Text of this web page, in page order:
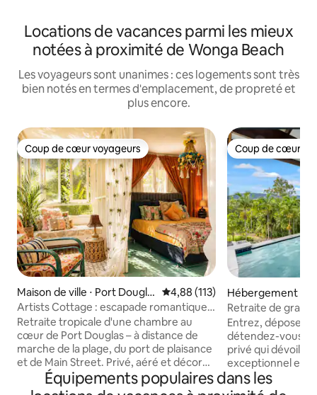
Locations de vacances parmi les mieux
notées à proximité de Wonga Beach
Les voyageurs sont unanimes : ces logements sont très
bien notés en termes d'emplacement, de propreté et
plus encore.
Coup de cœur voyageurs
Coup de cœur voyageurs
Maison de ville ⋅ Port Dougla
s
Évaluation moyenne sur la
4,88 (113)
Artists Cottage : escapade romantique
sous les tropiques
Retraite tropicale d'une chambre au
cœur de Port Douglas – à distance de
marche de la plage, du port de plaisance
et de Main Street. Privé, aéré et décoré
d'œuvres d'art, avec un lit King Size, la
climatisation et tout ce dont vous avez
Coup de cœur
Coup de cœur
Hébergement ⋅
orge
Retraite de
vue imprenable
Entrez, déposez
détendez-vous
privé qui dévoile
exceptionnel et
fascinantes qui
charme.
Équipements populaires dans les